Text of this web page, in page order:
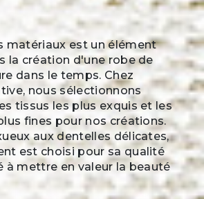
matériaux est un élément
la création d'une robe de
dans le temps. Chez
nous sélectionnons
tissus les plus exquis et les
fines pour nos créations.
aux dentelles délicates,
est choisi pour sa qualité
à mettre en valeur la beauté